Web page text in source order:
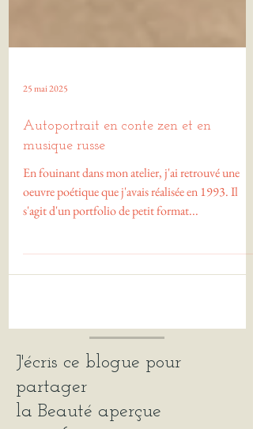
25 mai 2025
Autoportrait en conte zen et en
musique russe
En fouinant dans mon atelier, j'ai retrouvé une
s'agit d'un portfolio de petit format...
J'écris ce blogue pour